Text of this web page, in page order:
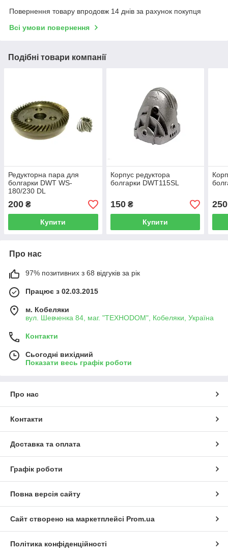
Повернення товару впродовж 14 днів за рахунок покупця
Всі умови повернення
Подібні товари компанії
Редукторна пара для
болгарки DWT WS-
180/230 DL
200 ₴
Купити
Корпус редуктора
болгарки DWT115SL
150₴
Купити
250
Про нас
97% позитивних з 68 відгуків за рік
Працює з 02.03.2015
м. Кобеляки
вул. Шевченка 84, маг. "ТЕХНОDOM", Кобеляки, Україна
Контакти
Сьогодні вихідний
Показати весь графік роботи
Про нас
Контакти
Доставка та оплата
Графік роботи
Повна версія сайту
Сайт створено на маркетплейсі Prom.ua
Політика конфіденційності